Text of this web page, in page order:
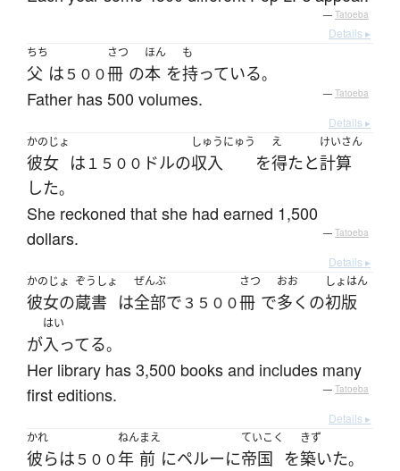
— Tatoeba
Details ▸
ちち
父 は５００
さつ
冊 の
ほん
本 を
も
持っている。
Father has 500 volumes. — Tatoeba
Details ▸
かのじょ
彼女 は １５００ ドルの
しゅうにゅう
収入 を
え
得たと
けいさん
計算
した。
She reckoned that she had earned 1,500
dollars.
— Tatoeba
Details ▸
かのじょ
彼女の
ぞうしょ
蔵書 は
ぜんぶ
全部で３５００
さつ
冊 で
おお
多く の
しょはん
初版
が
はい
入ってる。
Her library has 3,500 books and includes many
first editions.
— Tatoeba
Details ▸
かれ
彼らは５００
ねん
年
まえ
前 にペルーに
ていこく
帝国 を
きず
築いた。